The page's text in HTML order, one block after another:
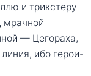
и трикстеру
мрачной
— Цегораха,
ибо герои-